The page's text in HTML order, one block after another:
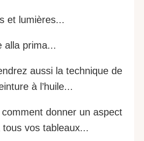
et lumières...
alla prima...
aussi la technique de
à l’huile...
donner un aspect
vos tableaux...